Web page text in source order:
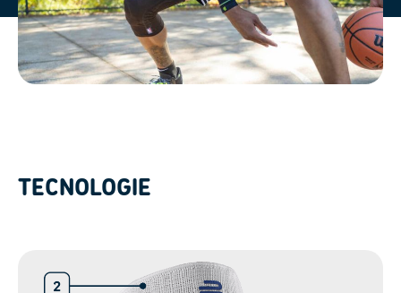
TECNOLOGIE